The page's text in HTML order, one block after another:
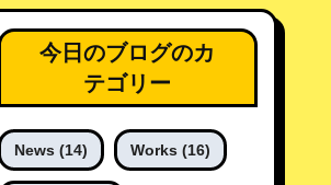
今日のブログのカ
テゴリー
News(14) Works(16)